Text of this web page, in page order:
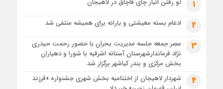
رئوف
تصاویر هوایی مراسم تشییع پیکر مطهر آقای شهید ایران – مشهد
مراسم تشییع پیکر مطهر آقای شهید ایران – مشهد
1 لو رفتن انبار چای قاچاق در لاهیجان
2 ادغام بسته معیشتی و یارانه برای همیشه منتفی شد
3
عصر جمعه جلسه مدیریت بحران با حضور رحمت حیدری
نژاد فرماندارشهرستان آستانه اشرفیه با شورا و دهیاران
بخش مرکزی و بندر کیاشهر برگزار شد.
4
شهردار لاهیجان از اختتامیه بخش شهری جشنواره «فرزند